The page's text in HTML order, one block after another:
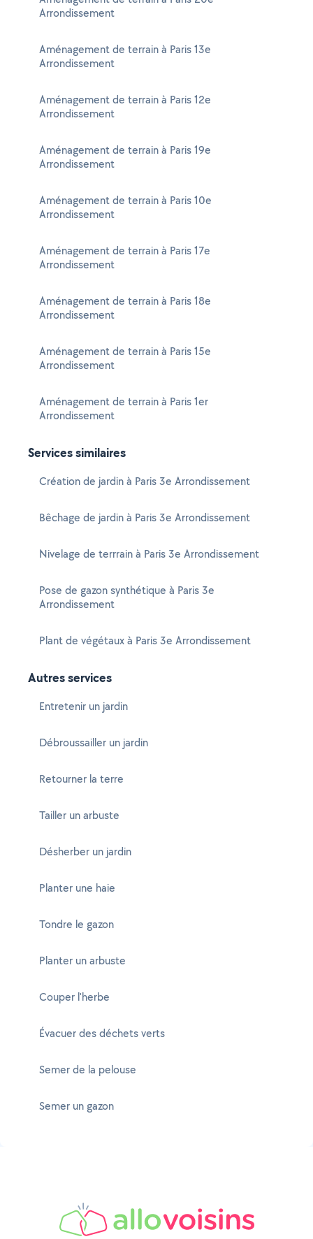
Arrondissement
Aménagement de terrain à Paris 13e
Arrondissement
Aménagement de terrain à Paris 12e
Arrondissement
Aménagement de terrain à Paris 19e
Arrondissement
Aménagement de terrain à Paris 10e
Arrondissement
Aménagement de terrain à Paris 17e
Arrondissement
Aménagement de terrain à Paris 18e
Arrondissement
Aménagement de terrain à Paris 15e
Arrondissement
Aménagement de terrain à Paris 1er
Arrondissement
Services similaires
Création de jardin à Paris 3e Arrondissement
Bêchage de jardin à Paris 3e Arrondissement
Nivelage de terrrain à Paris 3e Arrondissement
Pose de gazon synthétique à Paris 3e
Arrondissement
Plant de végétaux à Paris 3e Arrondissement
Autres services
Entretenir un jardin
Débroussailler un jardin
Retourner la terre
Tailler un arbuste
Désherber un jardin
Planter une haie
Tondre le gazon
Planter un arbuste
Couper l'herbe
Évacuer des déchets verts
Semer de la pelouse
Semer un gazon